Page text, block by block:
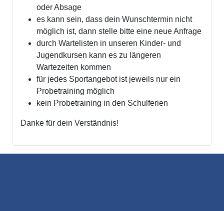
oder Absage
es kann sein, dass dein Wunschtermin nicht
möglich ist, dann stelle bitte eine neue Anfrage
durch Wartelisten in unseren Kinder- und
Jugendkursen kann es zu längeren
Wartezeiten kommen
für jedes Sportangebot ist jeweils nur ein
Probetraining möglich
kein Probetraining in den Schulferien
Danke für dein Verständnis!